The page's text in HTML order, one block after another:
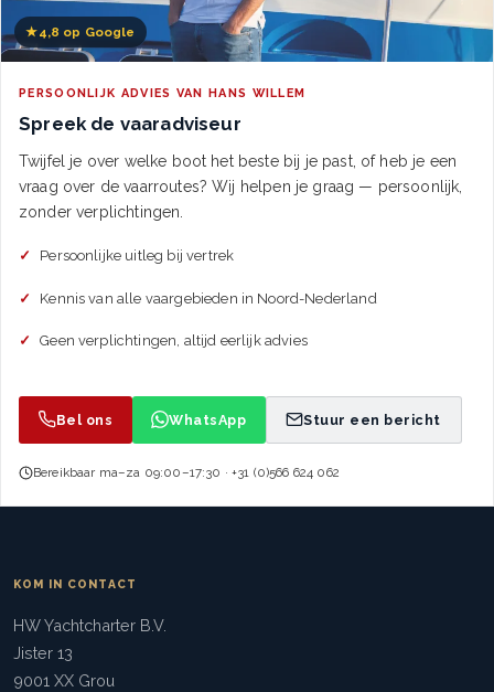
★4,8 op Google
PERSOONLIJK ADVIES VAN HANS WILLEM
Spreek de vaaradviseur
Twijfel je over welke boot het beste bij je past, of heb je een
vraag over de vaarroutes? Wij helpen je graag — persoonlijk,
zonder verplichtingen.
Persoonlijke uitleg bij vertrek
Kennis van alle vaargebieden in Noord-Nederland
Geen verplichtingen, altijd eerlijk advies
Bel ons WhatsApp Stuur een bericht
Bereikbaar ma–za 09:00–17:30 · +31 (0)566 624 062
KOM IN CONTACT
HW Yachtcharter B.V.
Jister 13
9001 XX Grou